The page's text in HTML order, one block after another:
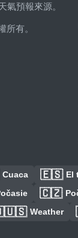
氣預報來源。
所有。
Cuaca 🇪🇸 El
🇨🇿
Weather